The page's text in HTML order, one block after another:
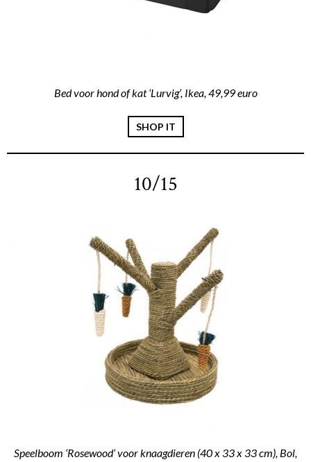
Bed voor hond of kat ‘Lurvig’, Ikea, 49,99 euro
SHOP IT
10/15
Speelboom ‘Rosewood’ voor knaagdieren (40 x 33 x 33 cm), Bol,